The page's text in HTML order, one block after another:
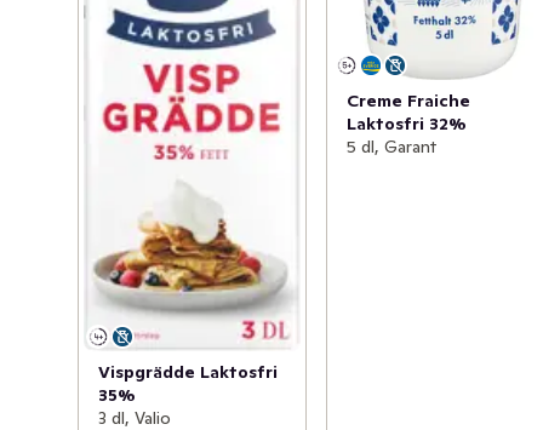
Vispgrädde Laktosfri
35%
3 dl, Valio
Creme Fraiche
Laktosfri 32%
5 dl, Garant